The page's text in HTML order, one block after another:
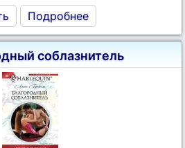
Подробнее
соблазнитель